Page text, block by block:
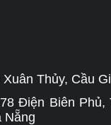
Xuân Thủy, Cầu
Điện Biên Phủ,
Nẵng